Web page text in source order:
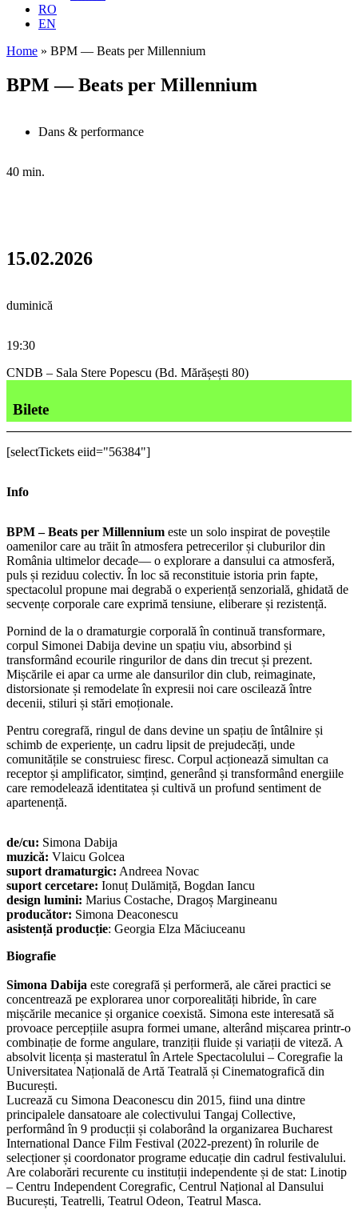
RO
EN
Home » BPM — Beats per Millennium
BPM — Beats per Millennium
Dans & performance
40 min.
15.02.2026
duminică
19:30
CNDB – Sala Stere Popescu (Bd. Mărășești 80)
Bilete
[selectTickets eiid="56384"]
Info
BPM – Beats per Millennium este un solo inspirat de poveștile
oamenilor care au trăit în atmosfera petrecerilor și cluburilor din
România ultimelor decade— o explorare a dansului ca atmosferă,
puls și reziduu colectiv. În loc să reconstituie istoria prin fapte,
spectacolul propune mai degrabă o experiență senzorială, ghidată de
secvențe corporale care exprimă tensiune, eliberare și rezistență.
Pornind de la o dramaturgie corporală în continuă transformare,
corpul Simonei Dabija devine un spațiu viu, absorbind și
transformând ecourile ringurilor de dans din trecut și prezent.
Mișcările ei apar ca urme ale dansurilor din club, reimaginate,
distorsionate și remodelate în expresii noi care oscilează între
decenii, stiluri și stări emoționale.
Pentru coregrafă, ringul de dans devine un spațiu de întâlnire și
schimb de experiențe, un cadru lipsit de prejudecăți, unde
comunitățile se construiesc firesc. Corpul acționează simultan ca
receptor și amplificator, simțind, generând și transformând energiile
care remodelează identitatea și cultivă un profund sentiment de
apartenență.
de/cu: Simona Dabija
muzică: Vlaicu Golcea
suport dramaturgic: Andreea Novac
suport cercetare: Ionuț Dulămiță, Bogdan Iancu
design lumini: Marius Costache, Dragoș Margineanu
producător: Simona Deaconescu
asistență producție: Georgia Elza Măciuceanu
Biografie
Simona Dabija este coregrafă și performeră, ale cărei practici se
concentrează pe explorarea unor corporealități hibride, în care
mișcările mecanice și organice coexistă. Simona este interesată să
provoace percepțiile asupra formei umane, alterând mișcarea printr-o
combinație de forme angulare, tranziții fluide și variații de viteză. A
absolvit licența și masteratul în Artele Spectacolului – Coregrafie la
Universitatea Națională de Artă Teatrală și Cinematografică din
București.
Lucrează cu Simona Deaconescu din 2015, fiind una dintre
principalele dansatoare ale colectivului Tangaj Collective,
performând în 9 producții și colaborând la organizarea Bucharest
International Dance Film Festival (2022-prezent) în rolurile de
selecționer și coordonator programe educație din cadrul festivalului.
Are colaborări recurente cu instituții independente și de stat: Linotip
– Centru Independent Coregrafic, Centrul Național al Dansului
București, Teatrelli, Teatrul Odeon, Teatrul Masca.